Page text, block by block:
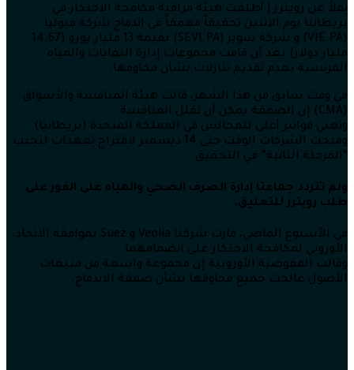
نقلاً عن رويترز | أطلقت هيئة مراقبة مكافحة الاحتكار في
بريطانيا يوم الاثنين تحقيقاً معمقاً في اندماج شركة فيوليا
(VIE.PA) و شركة سويز (SEVI.PA) بقيمة 13 مليار يورو (14.67
مليار دولار) بعد أن قامت مجموعات إدارة النفايات والمياه
الفرنسية بعدم تقديم تنازلات بشأن مخاوفها.
في وقت سابق من هذا الشهر، قالت هيئة المنافسة والأسواق
(CMA) إن الصفقة يمكن أن تقلل المنافسة
وتعني فواتير أعلى للمجالس في المملكة المتحدة (بريطانيا)
ومنحت الشركات الوقت حتى 14 ديسمبر لاقتراح تعهدات لتجنب
“المرحلة الثانية” في التحقيق.
ولم تتردد جماعتا إدارة الصرف الصحي والمياه على الفور على
طلب رويترز للتعليق.
في الأسبوع الماضي، فازت شركتا Veolia و Suez بموافقة الاتحاد
الأوروبي لمكافحة الاحتكار على انضمامهما
وقالت المفوضية الأوروبية إن مجموعة واسعة من مبيعات
الأصول عالجت جميع مخاوفها بشأن صفقة الاندماج.